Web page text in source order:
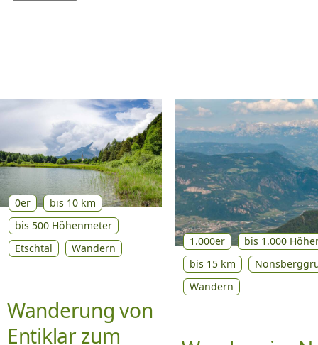
0er
bis 10 km
bis 500 Höhenmeter
Etschtal
Wandern
Wanderung von
Entiklar zum
1.000er
bis 1.000
bis 15 km
Wandern